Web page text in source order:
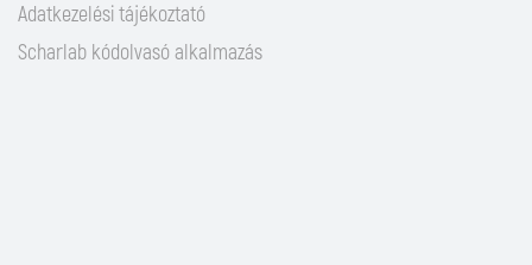
Adatkezelési tájékoztató
Scharlab kódolvasó alkalmazás